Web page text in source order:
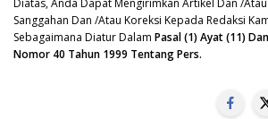
Diatas, Anda Dapat Mengirimkan Artikel Dan /
Sanggahan Dan /Atau Koreksi Kepada Redaksi
Sebagaimana Diatur Dalam Pasal (1) Ayat (11)
Nomor 40 Tahun 1999 Tentang Pers.